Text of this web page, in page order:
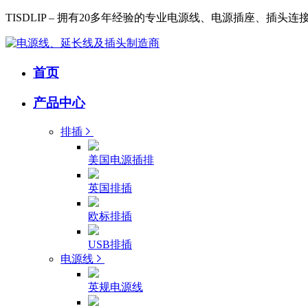
TISDLIP – 拥有20多年经验的专业电源线、电源插座、插头连
首页
产品中心
排插
美国电源插排
英国排插
欧标排插
USB排插
电源线
英规电源线